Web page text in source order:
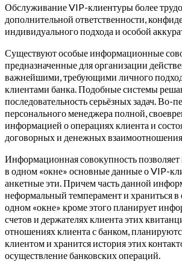
Обслуживание VIP-клиентуры более
дополнительной ответственности,
индивидуального подхода и особой
Существуют особые информационные
предназначенные для организации
важнейшими, требующими личного
клиентами банка. Подобные системы
последовательность серьёзных задач. Во-
персонального менеджера полной,
информацией о операциях клиента и
договорных и денежных
Информационная совокупность
в одном «окне» основные данные о VIP-
анкетные эти. Причем часть данной
неформальный темперамент и храниться
одном «окне» кроме этого планирует
счетов и держателях клиента этих
отношениях клиента с банком,
клиентом и хранится история этих
осуществление банковских операций.